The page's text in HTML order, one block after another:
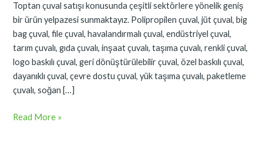
Toptan çuval satışı konusunda çeşitli sektörlere yönelik geniş
bir ürün yelpazesi sunmaktayız. Polipropilen çuval, jüt çuval, big
bag çuval, file çuval, havalandırmalı çuval, endüstriyel çuval,
tarım çuvalı, gıda çuvalı, inşaat çuvalı, taşıma çuvalı, renkli çuval,
logo baskılı çuval, geri dönüştürülebilir çuval, özel baskılı çuval,
dayanıklı çuval, çevre dostu çuval, yük taşıma çuvalı, paketleme
çuvalı, soğan […]
Fiyatları
Read More »